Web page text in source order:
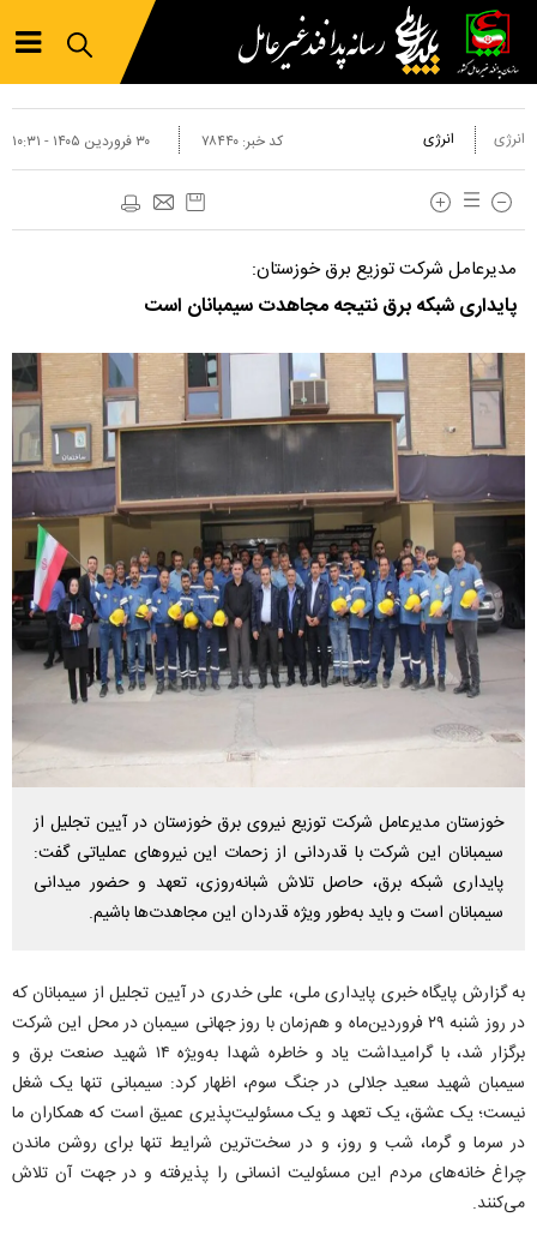
انرژی انرژی ۳۰ فروردين ۱۴۰۵ - ۱۰:۳۱ کد خبر:۷۸۴۴۰
مدیرعامل شرکت توزیع برق خوزستان:
پایداری شبکه برق نتیجه مجاهدت سیمبانان است
خوزستان مدیرعامل شرکت توزیع نیروی برق خوزستان در آیین تجلیل از
سیمبانان این شرکت با قدردانی از زحمات این نیرو‌های عملیاتی گفت:
پایداری شبکه برق، حاصل تلاش شبانه‌روزی، تعهد و حضور میدانی
سیمبانان است و باید به‌طور ویژه قدردان این مجاهدت‌ها باشیم.
به گزارش پایگاه خبری پایداری ملی، علی خدری در آیین تجلیل از سیمبانان که
در روز شنبه ۲۹ فروردین‌ماه و هم‌زمان با روز جهانی سیمبان در محل این شرکت
برگزار شد، با گرامیداشت یاد و خاطره شهدا به‌ویژه ۱۴ شهید صنعت برق و
سیمبان شهید سعید جلالی در جنگ سوم، اظهار کرد: سیمبانی تنها یک شغل
نیست؛ یک عشق، یک تعهد و یک مسئولیت‌پذیری عمیق است که همکاران ما
در سرما و گرما، شب و روز، و در سخت‌ترین شرایط تنها برای روشن ماندن
چراغ خانه‌های مردم این مسئولیت انسانی را پذیرفته و در جهت آن تلاش
می‌کنند.